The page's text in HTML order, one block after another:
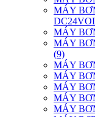
MÁY
MÁY
MÁY
(9)
MÁY
MÁY
MÁY
MÁY
MÁY